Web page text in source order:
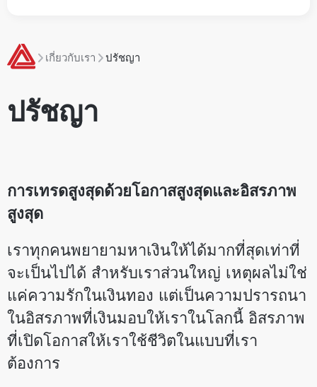
เกี่ยวกับเรา ปรัชญา
ปรัชญา
การเทรดสูงสุดด้วยโอกาสสูงสุดและอิสรภาพ
สูงสุด
เราทุกคนพยายามหาเงินให้ได้มากที่สุดเท่าที่
จะเป็นไปได้ สำหรับเราส่วนใหญ่ เหตุผลไม่ใช่
แค่ความรักในเงินทอง แต่เป็นความปรารถนา
ในอิสรภาพที่เงินมอบให้เราในโลกนี้ อิสรภาพ
ที่เปิดโอกาสให้เราใช้ชีวิตในแบบที่เรา
ต้องการ